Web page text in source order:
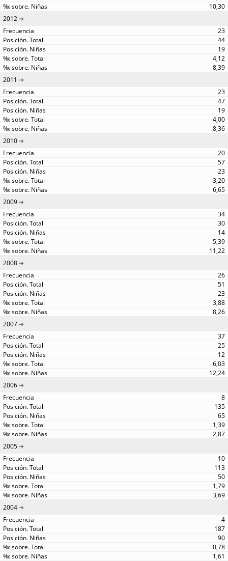
10,30
2012
23
44
19
4,12
8,39
2011
23
47
19
4,00
8,36
2010
20
57
23
3,20
6,65
2009
34
30
14
5,39
11,22
2008
26
51
23
3,88
8,26
2007
37
25
12
6,03
12,24
2006
8
135
65
1,39
2,87
2005
10
113
50
1,79
3,69
2004
4
187
90
0,78
1,61